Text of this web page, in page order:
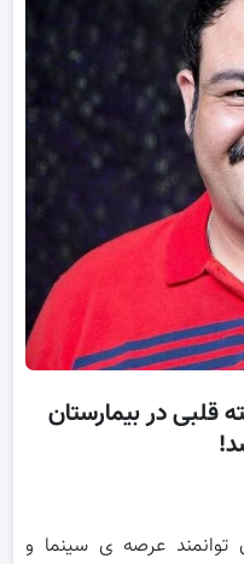
قلبی در بیمارستان
توانمند عرصه ی سینما و